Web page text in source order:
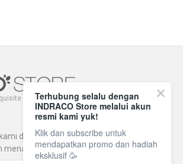
coffee since 1971.
dan dapatkan
menarik lainnya.
Terhubung selalu dengan
INDRACO Store melalui akun
resmi kami yuk!
Klik dan subscribe untuk
mendapatkan promo dan hadiah
eksklusif 🥳